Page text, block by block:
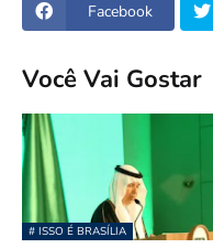
Facebook
Você Vai Gostar
# ISSO É BRASÍLIA